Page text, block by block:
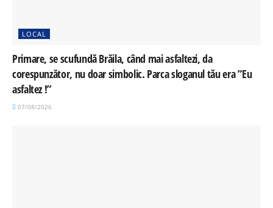
LOCAL
Primare, se scufundă Brăila, când mai asfaltezi, da
corespunzător, nu doar simbolic. Parca sloganul tău era ”Eu
asfaltez !”
07/08/2026